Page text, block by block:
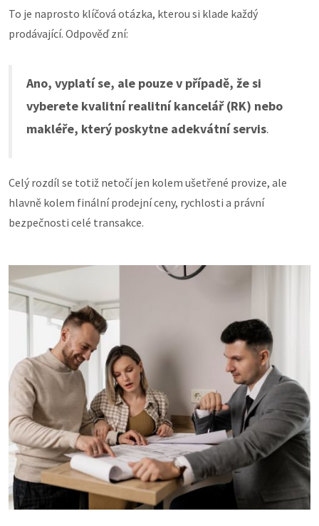
To je naprosto klíčová otázka, kterou si klade každý
prodávající. Odpověď zní:
Ano, vyplatí se, ale pouze v případě, že si
vyberete kvalitní realitní kancelář (RK) nebo
makléře, který poskytne adekvátní servis.
Celý rozdíl se totiž netočí jen kolem ušetřené provize, ale
hlavně kolem finální prodejní ceny, rychlosti a právní
bezpečnosti celé transakce.